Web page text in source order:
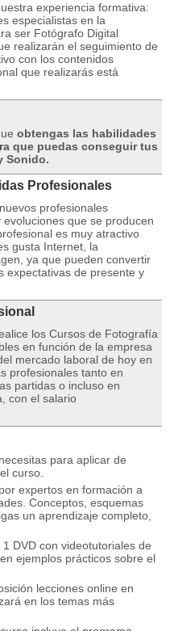
experiencia formativa:
especialistas en la
ser Fotógrafo Digital
realizarán el seguimiento de
con los contenidos
que realizarás está
obtengas las habilidades
que puedas conseguir tus
Sonido.
Profesionales
profesionales
que se producen
es muy atractivo
gusta Internet, la
ya que pueden convertir
expectativas de presente y
los Cursos de Fotografía
en función de la empresa
mercado laboral de hoy en
profesionales tanto en
partidas o incluso en
con el salario
para aplicar de
curso.
expertos en formación a
Conceptos, esquemas
un aprendizaje completo,
1 DVD con videotutoriales de
ejemplos prácticos sobre el
lecciones online en
en los temas más